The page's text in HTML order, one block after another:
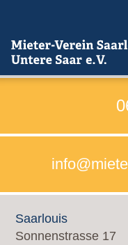
Beratung
Verein
Formulare zum
Satzung
Saarlouis
Sonnenstrasse 17